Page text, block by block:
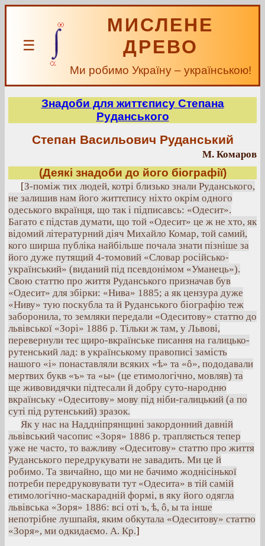
☰
МИСЛЕНЕ
ДРЕВО
Ми робимо Україну – українською!
Знадоби для життєпису Степана
Руданського
Степан Васильович Руданський
М. Комаров
(Деякі знадоби до його біографії)
[З-поміж тих людей, котрі близько знали Руданського,
не залишив нам його життєпису ніхто окрім одного
одеського вкраїнця, що так і підписавсь: «Одесит».
Багато є підстав думати, що той «Одесит» це ж не хто, як
відомий літературний діяч Михайло Комар, той самий,
кого ширша публіка найбільше почала знати пізніше за
його дуже путящий 4-томовий «Словар російсько-
український» (виданий під псевдонімом «Уманець»).
Свою статтю про життя Руданського призначав був
«Одесит» для збірки: «Нива» 1885; а як цензура дуже
«Ниву» тую поскубла та й Руданського біографію теж
заборонила, то земляки передали «Одеситову» статтю до
львівської «Зорі» 1886 р. Тільки ж там, у Львові,
перевернули теє щиро-вкраїнське писання на галицько-
рутенський лад: в українському правописі замість
нашого «і» понаставляли всяких «ѣ» та «ô», пододавали
мертвих букв «ъ» та «ы» (це етимологічно, мовляв) та
ще живовидячки підтесали й добру суто-народню
вкраїнську «Одеситову» мову під ніби-галицький (а по
суті під рутенський) зразок.
Як у нас на Наддніпрянщині закордонний давній
львівський часопис «Зоря» 1886 р. трапляється тепер
уже не часто, то важливу «Одеситову» статтю про життя
Руданського передрукувати не завадить. Ми це й
робимо. Та звичайно, що ми не бачимо жоднісінької
потреби передруковувати тут «Одесита» в тій самій
етимологічно-маскарадній формі, в яку його одягла
львівська «Зоря» 1886: всі оті ъ, ѣ, ô, ы та інше
непотрібне лушпайя, яким обкутала «Одеситову» статтю
«Зоря», ми одкидаємо. А. Кр.]